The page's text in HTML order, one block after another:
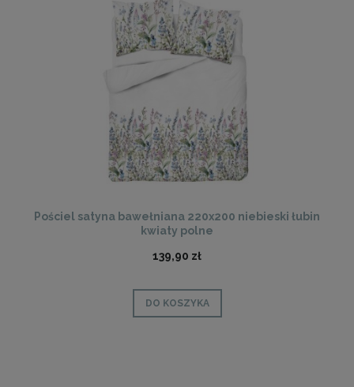
Pościel satyna bawełniana 220x200 niebieski łubin
kwiaty polne
139,90 zł
DO KOSZYKA